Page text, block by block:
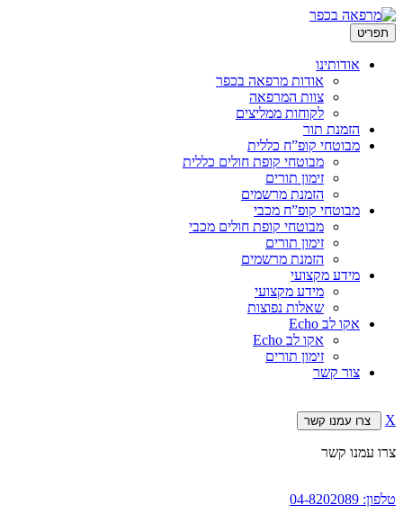
תפריט לדלג
לתוכן
אודותינו
אודות מרפאה בכפר
צוות המרפאה
לקוחות ממליצים
הזמנת תור
מבוטחי קופ”ח כללית
מבוטחי קופת חולים כללית
זימון תורים
הזמנת מרשמים
מבוטחי קופ”ח מכבי
מבוטחי קופת חולים מכבי
זימון תורים
הזמנת מרשמים
מידע מקצועי
מידע מקצועי
שאלות נפוצות
אקו לב Echo
אקו לב Echo
זימון תורים
צור קשר
X צרו עמנו קשר
צרו עמנו קשר
טלפון: 04-8202089